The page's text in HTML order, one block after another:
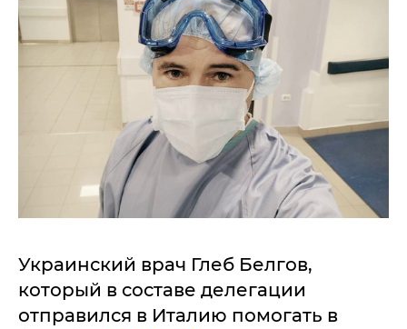
Украинский врач Глеб Белгов,
который в составе делегации
отправился в Италию помогать в